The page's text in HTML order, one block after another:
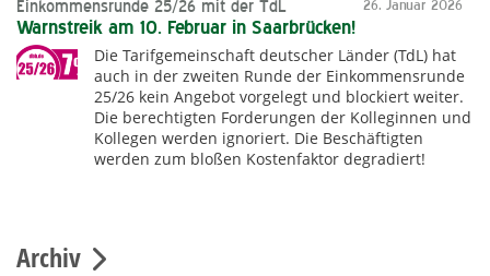
26. Januar 2026
Einkommensrunde 25/26 mit der TdL
Warnstreik am 10. Februar in Saarbrücken!
Die Tarifgemeinschaft deutscher Länder (TdL) hat
auch in der zweiten Runde der Einkommensrunde
25/26 kein Angebot vorgelegt und blockiert weiter.
Die berechtigten Forderungen der Kolleginnen und
Kollegen werden ignoriert. Die Beschäftigten
werden zum bloßen Kostenfaktor degradiert!
Archiv